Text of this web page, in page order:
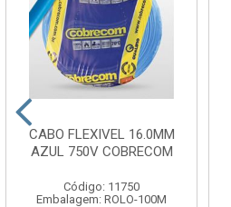
CABO FLEXIVEL 16.0MM
AZUL 750V COBRECOM
Código: 11750
Embalagem: ROLO-100M